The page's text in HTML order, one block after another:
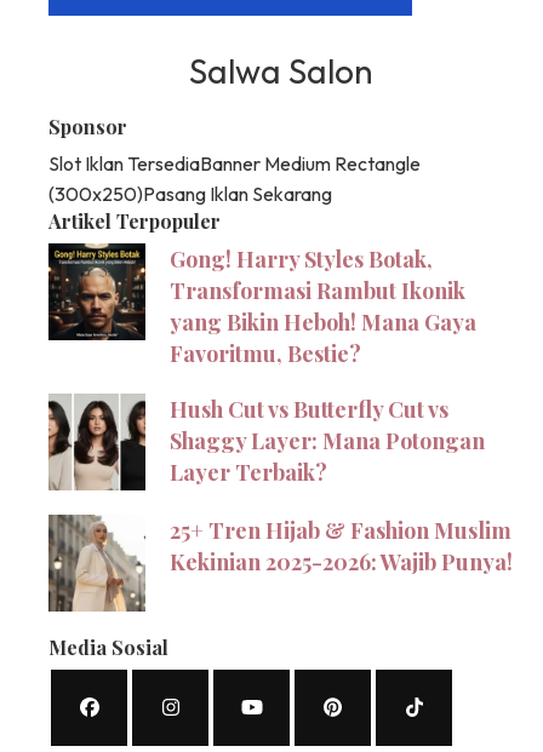
Salwa Salon
Sponsor
Slot Iklan TersediaBanner Medium Rectangle
(300x250)Pasang Iklan Sekarang
Artikel Terpopuler
Gong! Harry Styles Botak,
Transformasi Rambut Ikonik
yang Bikin Heboh! Mana Gaya
Favoritmu, Bestie?
Hush Cut vs Butterfly Cut vs
Shaggy Layer: Mana Potongan
Layer Terbaik?
25+ Tren Hijab & Fashion Muslim
Kekinian 2025-2026: Wajib Punya!
Media Sosial